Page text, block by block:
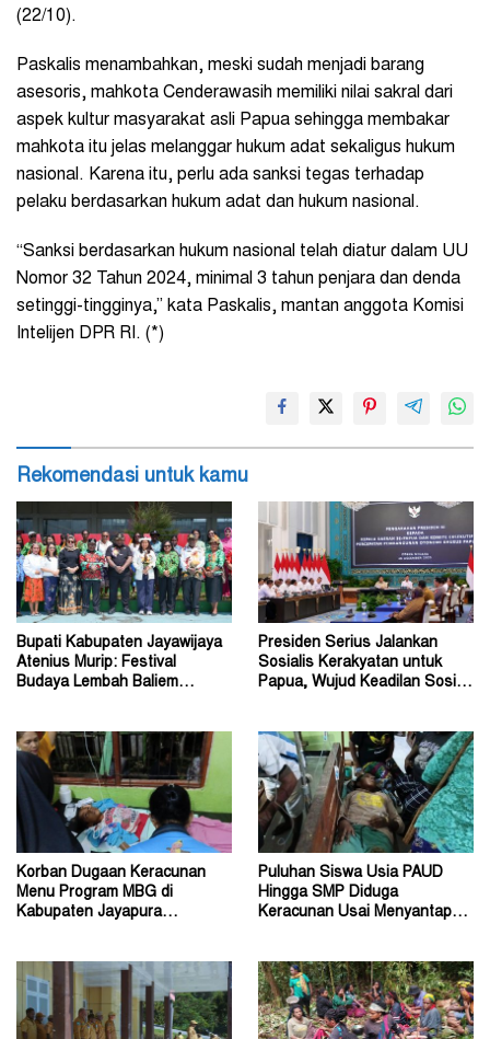
(22/10).
Paskalis menambahkan, meski sudah menjadi barang
asesoris, mahkota Cenderawasih memiliki nilai sakral dari
aspek kultur masyarakat asli Papua sehingga membakar
mahkota itu jelas melanggar hukum adat sekaligus hukum
nasional. Karena itu, perlu ada sanksi tegas terhadap
pelaku berdasarkan hukum adat dan hukum nasional.
“Sanksi berdasarkan hukum nasional telah diatur dalam UU
Nomor 32 Tahun 2024, minimal 3 tahun penjara dan denda
setinggi-tingginya,” kata Paskalis, mantan anggota Komisi
Intelijen DPR RI. (*)
Rekomendasi untuk kamu
Bupati Kabupaten Jayawijaya
Atenius Murip: Festival
Budaya Lembah Baliem
Presiden Serius Jalankan
Sosialis Kerakyatan untuk
Papua, Wujud Keadilan Sosial
Korban Dugaan Keracunan
Menu Program MBG di
Kabupaten Jayapura
Puluhan Siswa Usia PAUD
Hingga SMP Diduga
Keracunan Usai Menyantap